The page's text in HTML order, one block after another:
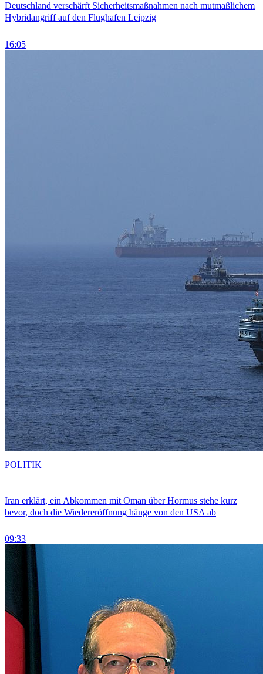
Deutschland verschärft Sicherheitsmaßnahmen nach mutmaßlichem
Hybridangriff auf den Flughafen Leipzig
16:05
Iran erklärt, ein Abkommen mit Oman über Hormus stehe kurz
bevor, doch die Wiedereröffnung hänge von den USA ab
09:33
POLITIK